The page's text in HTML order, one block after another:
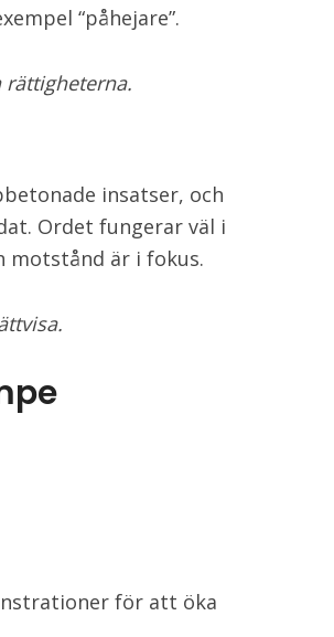
“påhejare”.
rättigheterna.
insatser, och
Ordet fungerar väl i
motstånd är i fokus.
för att öka